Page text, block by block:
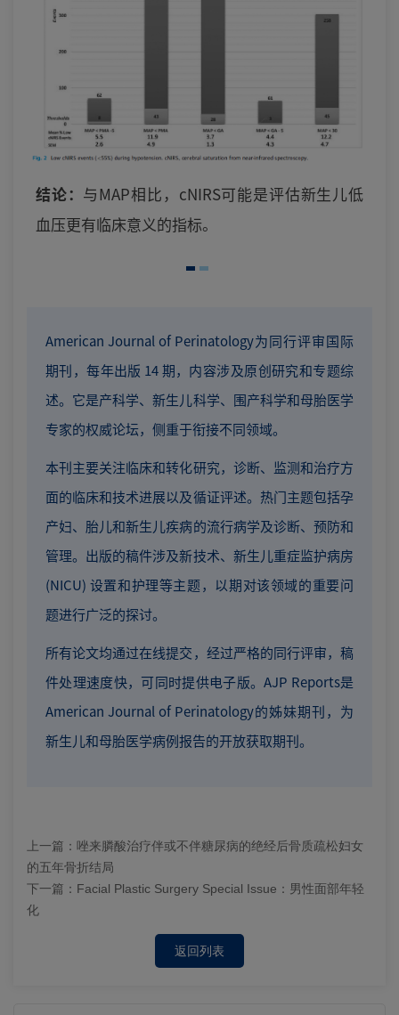
结论： 与MAP相比，cNIRS可能是评估新生儿低
血压更有临床意义的指标。
American Journal of Perinatology为同行评审国际
期刊，每年出版 14 期，内容涉及原创研究和专题综
述。它是产科学、新生儿科学、围产科学和母胎医学
专家的权威论坛，侧重于衔接不同领域。
本刊主要关注临床和转化研究，诊断、监测和治疗方
面的临床和技术进展以及循证评述。热门主题包括孕
产妇、胎儿和新生儿疾病的流行病学及诊断、预防和
管理。出版的稿件涉及新技术、新生儿重症监护病房
(NICU) 设置和护理等主题，以期对该领域的重要问
题进行广泛的探讨。
所有论文均通过在线提交，经过严格的同行评审，稿
件处理速度快，可同时提供电子版。AJP Reports是
American Journal of Perinatology的姊妹期刊，为
新生儿和母胎医学病例报告的开放获取期刊。
上一篇： 唑来膦酸治疗伴或不伴糖尿病的绝经后骨质疏松妇女
的五年骨折结局
下一篇： Facial Plastic Surgery Special Issue：男性面部年轻
化
返回列表